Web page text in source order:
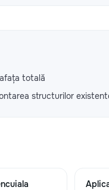
totală
structurilor